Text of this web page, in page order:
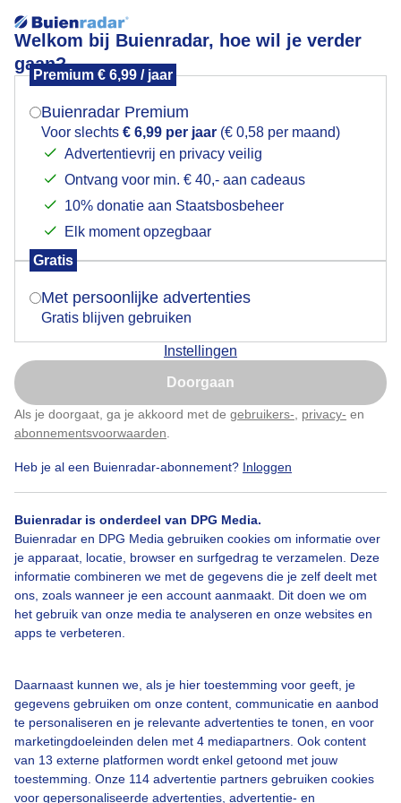
Welkom bij Buienradar, hoe wil je verder
gaan?
Premium € 6,99 / jaar
Buienradar Premium
Voor slechts € 6,99 per jaar (€ 0,58 per maand)
Advertentievrij en privacy veilig
Ontvang voor min. € 40,- aan cadeaus
10% donatie aan Staatsbosbeheer
Elk moment opzegbaar
Gratis
Met persoonlijke advertenties
Gratis blijven gebruiken
Instellingen
Doorgaan
Als je doorgaat, ga je akkoord met de gebruikers- privacy- en
abonnementsvoorwaarden
Heb je al een Buienradar-abonnement? Inloggen
Buienradar is onderdeel van DPG Media.
Buienradar en DPG Media gebruiken cookies om informatie over
je apparaat, locatie, browser en surfgedrag te verzamelen. Deze
informatie combineren we met de gegevens die je zelf deelt met
ons, zoals wanneer je een account aanmaakt. Dit doen we om
het gebruik van onze media te analyseren en onze websites en
apps te verbeteren.
Daarnaast kunnen we, als je hier toestemming voor geeft, je
gegevens gebruiken om onze content, communicatie en aanbod
te personaliseren en je relevante advertenties te tonen, en voor
marketingdoeleinden delen met 4 mediapartners. Ook content
van 13 externe platformen wordt enkel getoond met jouw
toestemming. Onze 114 advertentie partners gebruiken cookies
voor gepersonaliseerde advertenties, advertentie- en
museumschipmercuur
Populaire categorieën
Lente
Zomer
Over Buienradar
Bedrijfsgegevens
Veelgestelde vragen
Contact
Gebruikersvoorwaarden
Adverteren
Buienradar Team
Privacy beleid
Mogen we je locatie gebruiken voor het
Indien je hier nog geen akkoord op hebt gegeven,
verschijnt er zo een pop-up uit je browser waarin
Is goed, toon de popup
Nu niet, misschien later
Klik hierom dit aan te passen